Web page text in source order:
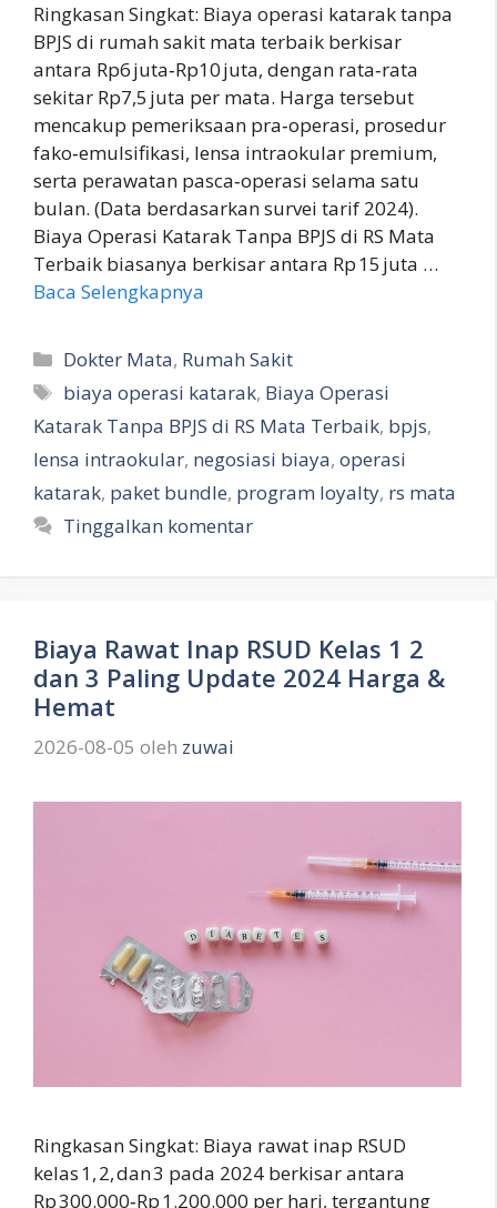
Ringkasan Singkat: Biaya operasi katarak tanpa
BPJS di rumah sakit mata terbaik berkisar
antara Rp6 juta‑Rp10 juta, dengan rata‑rata
sekitar Rp7,5 juta per mata. Harga tersebut
mencakup pemeriksaan pra‑operasi, prosedur
fako‑emulsifikasi, lensa intraokular premium,
serta perawatan pasca‑operasi selama satu
bulan. (Data berdasarkan survei tarif 2024).
Biaya Operasi Katarak Tanpa BPJS di RS Mata
Terbaik biasanya berkisar antara Rp 15 juta …
Baca Selengkapnya
Kategori
Dokter Mata, Rumah Sakit
Tag
biaya operasi katarak, Biaya Operasi
Katarak Tanpa BPJS di RS Mata Terbaik, bpjs,
lensa intraokular, negosiasi biaya, operasi
katarak, paket bundle, program loyalty, rs mata
Tinggalkan komentar
Biaya Rawat Inap RSUD Kelas 1 2
dan 3 Paling Update 2024 Harga &
Hemat
2026-08-05 oleh zuwai
Ringkasan Singkat: Biaya rawat inap RSUD
kelas 1, 2, dan 3 pada 2024 berkisar antara
Rp 300.000‑Rp 1.200.000 per hari, tergantung